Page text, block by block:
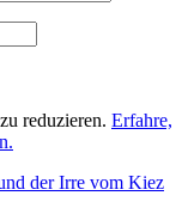
reduzieren. Erfahre,
der Irre vom Kiez